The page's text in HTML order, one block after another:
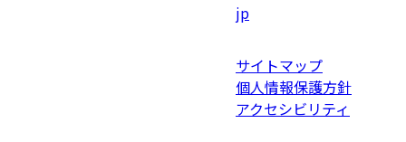
jp
サイトマップ
個人情報保護方針
アクセシビリティ